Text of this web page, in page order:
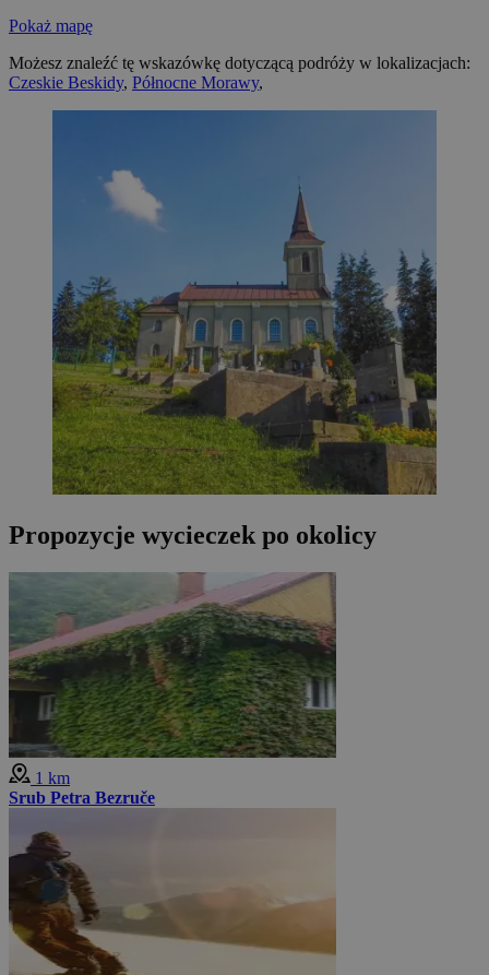
Pokaż mapę
Możesz znaleźć tę wskazówkę dotyczącą podróży w lokalizacjach:
Czeskie Beskidy, Północne Morawy,
Propozycje wycieczek po okolicy
1 km
Srub Petra Bezruče